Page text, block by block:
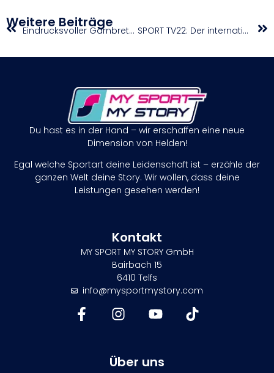
Weitere Beiträge Eindrucksvoller Garnbret-Sieg im Bouldern SPORT TV22: Der internationale Casablanca Fussball Cup 2023 powered by Casablanca Hotelsoftware
Du hast es in der Hand – wir erschaffen eine neue
Dimension von Helden!
Egal welche Sportart deine Leidenschaft ist – erzähle der
ganzen Welt deine Story. Wir wollen, dass deine
Leistungen gesehen werden!
Kontakt
MY SPORT MY STORY GmbH
Bairbach 15
6410 Telfs
info@mysportmystory.com
Über uns